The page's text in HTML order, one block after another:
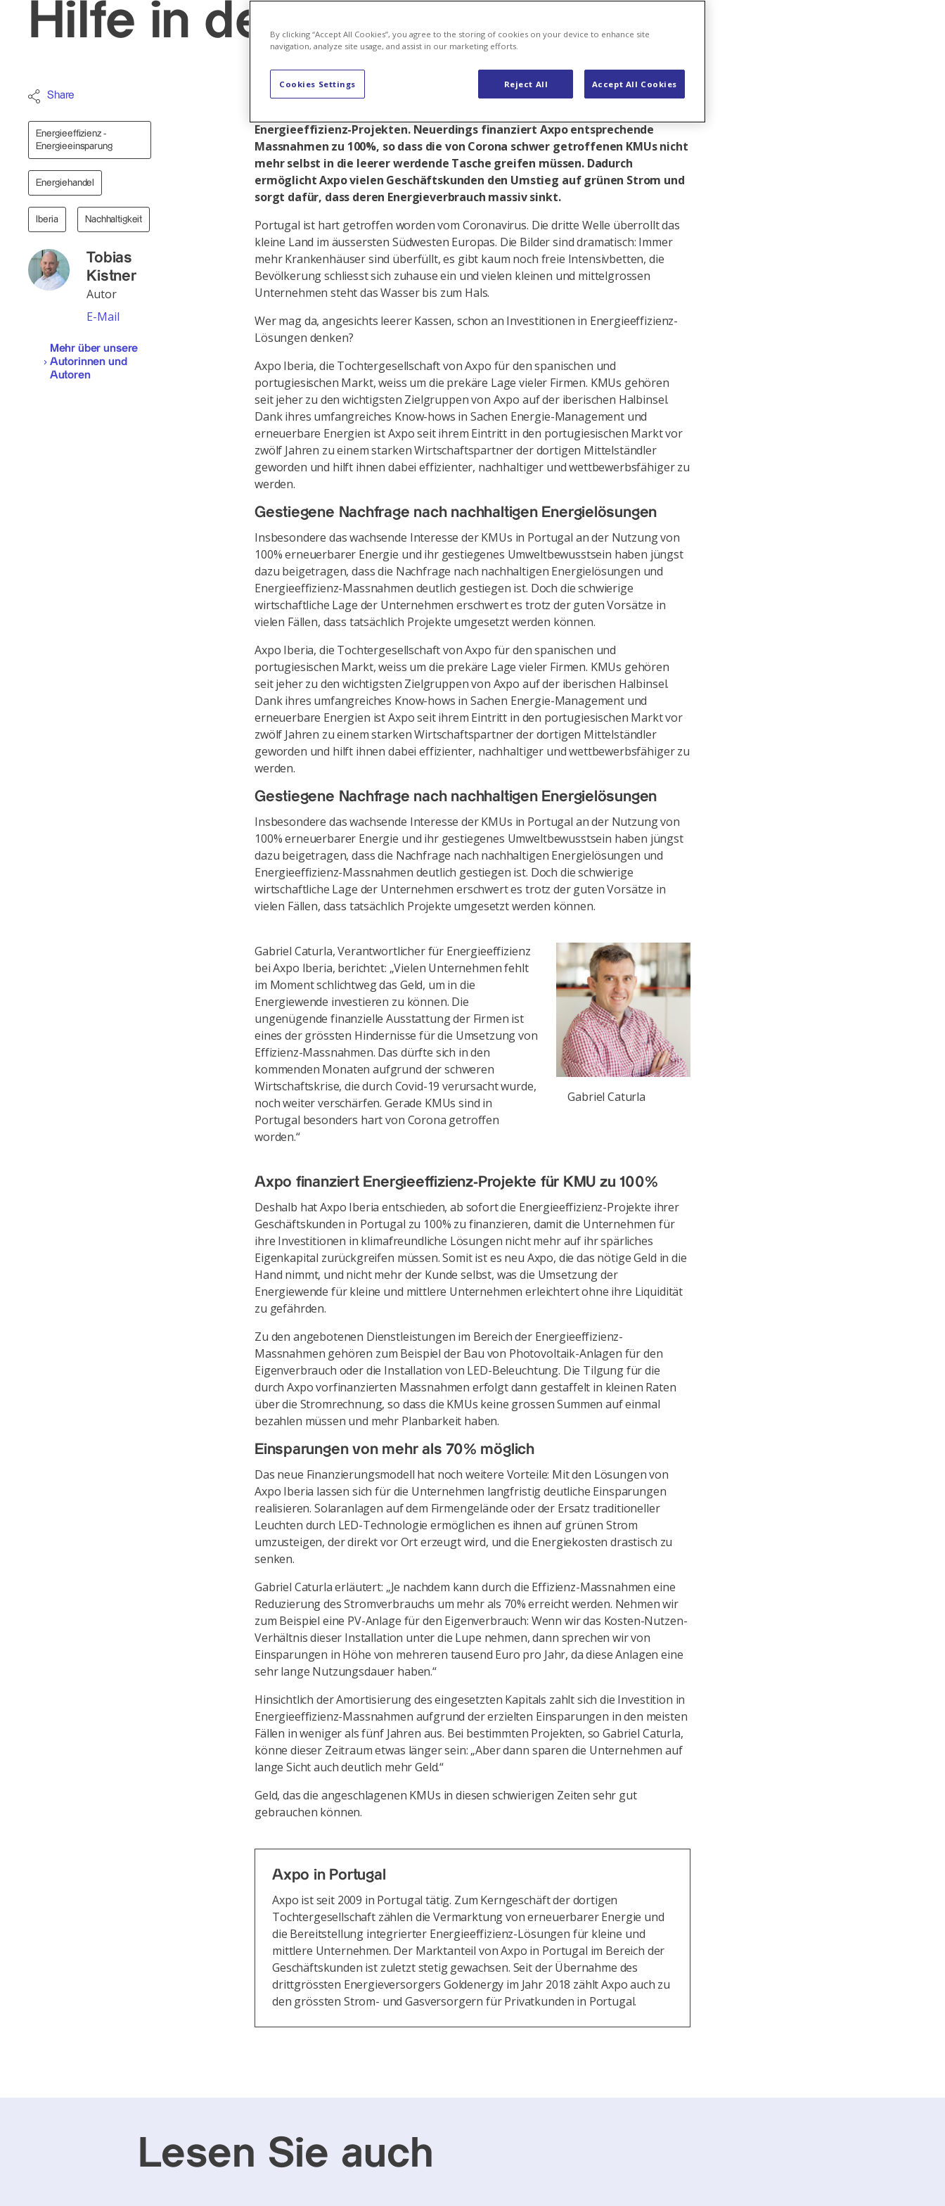
Hilfe in der Not
Share
Energieeffizienz -
Energieeinsparung
Energiehandel
Iberia Nachhaltigkeit
Tobias
Kistner
Autor
E-Mail
Mehr über unsere
Autorinnen und
Autoren
Axpo verstärkt ihre Unterstützung für kleine und mittlere Unternehmen in
Energieeffizienz-Projekten. Neuerdings finanziert Axpo entsprechende
Massnahmen zu 100%, so dass die von Corona schwer getroffenen KMUs nicht
mehr selbst in die leerer werdende Tasche greifen müssen. Dadurch
ermöglicht Axpo vielen Geschäftskunden den Umstieg auf grünen Strom und
sorgt dafür, dass deren Energieverbrauch massiv sinkt.
Portugal ist hart getroffen worden vom Coronavirus. Die dritte Welle überrollt das
kleine Land im äussersten Südwesten Europas. Die Bilder sind dramatisch: Immer
mehr Krankenhäuser sind überfüllt, es gibt kaum noch freie Intensivbetten, die
Bevölkerung schliesst sich zuhause ein und vielen kleinen und mittelgrossen
Unternehmen steht das Wasser bis zum Hals.
Wer mag da, angesichts leerer Kassen, schon an Investitionen in Energieeffizienz-
Lösungen denken?
Axpo Iberia, die Tochtergesellschaft von Axpo für den spanischen und
portugiesischen Markt, weiss um die prekäre Lage vieler Firmen. KMUs gehören
seit jeher zu den wichtigsten Zielgruppen von Axpo auf der iberischen Halbinsel.
Dank ihres umfangreiches Know-hows in Sachen Energie-Management und
erneuerbare Energien ist Axpo seit ihrem Eintritt in den portugiesischen Markt vor
zwölf Jahren zu einem starken Wirtschaftspartner der dortigen Mittelständler
geworden und hilft ihnen dabei effizienter, nachhaltiger und wettbewerbsfähiger zu
werden.
Gestiegene Nachfrage nach nachhaltigen Energielösungen
Insbesondere das wachsende Interesse der KMUs in Portugal an der Nutzung von
100% erneuerbarer Energie und ihr gestiegenes Umweltbewusstsein haben jüngst
dazu beigetragen, dass die Nachfrage nach nachhaltigen Energielösungen und
Energieeffizienz-Massnahmen deutlich gestiegen ist. Doch die schwierige
wirtschaftliche Lage der Unternehmen erschwert es trotz der guten Vorsätze in
vielen Fällen, dass tatsächlich Projekte umgesetzt werden können.
Axpo Iberia, die Tochtergesellschaft von Axpo für den spanischen und
portugiesischen Markt, weiss um die prekäre Lage vieler Firmen. KMUs gehören
seit jeher zu den wichtigsten Zielgruppen von Axpo auf der iberischen Halbinsel.
Dank ihres umfangreiches Know-hows in Sachen Energie-Management und
erneuerbare Energien ist Axpo seit ihrem Eintritt in den portugiesischen Markt vor
zwölf Jahren zu einem starken Wirtschaftspartner der dortigen Mittelständler
geworden und hilft ihnen dabei effizienter, nachhaltiger und wettbewerbsfähiger zu
werden.
Gestiegene Nachfrage nach nachhaltigen Energielösungen
Insbesondere das wachsende Interesse der KMUs in Portugal an der Nutzung von
100% erneuerbarer Energie und ihr gestiegenes Umweltbewusstsein haben jüngst
dazu beigetragen, dass die Nachfrage nach nachhaltigen Energielösungen und
Energieeffizienz-Massnahmen deutlich gestiegen ist. Doch die schwierige
wirtschaftliche Lage der Unternehmen erschwert es trotz der guten Vorsätze in
vielen Fällen, dass tatsächlich Projekte umgesetzt werden können.
Gabriel Caturla, Verantwortlicher für Energieeffizienz
bei Axpo Iberia, berichtet: „Vielen Unternehmen fehlt
im Moment schlichtweg das Geld, um in die
Energiewende investieren zu können. Die
ungenügende finanzielle Ausstattung der Firmen ist
eines der grössten Hindernisse für die Umsetzung von
Effizienz-Massnahmen. Das dürfte sich in den
kommenden Monaten aufgrund der schweren
Wirtschaftskrise, die durch Covid-19 verursacht wurde,
noch weiter verschärfen. Gerade KMUs sind in
Portugal besonders hart von Corona getroffen
worden.“
Gabriel Caturla
Axpo finanziert Energieeffizienz-Projekte für KMU zu 100%
Deshalb hat Axpo Iberia entschieden, ab sofort die Energieeffizienz-Projekte ihrer
Geschäftskunden in Portugal zu 100% zu finanzieren, damit die Unternehmen für
ihre Investitionen in klimafreundliche Lösungen nicht mehr auf ihr spärliches
Eigenkapital zurückgreifen müssen. Somit ist es neu Axpo, die das nötige Geld in die
Hand nimmt, und nicht mehr der Kunde selbst, was die Umsetzung der
Energiewende für kleine und mittlere Unternehmen erleichtert ohne ihre Liquidität
zu gefährden.
Zu den angebotenen Dienstleistungen im Bereich der Energieeffizienz-
Massnahmen gehören zum Beispiel der Bau von Photovoltaik-Anlagen für den
Eigenverbrauch oder die Installation von LED-Beleuchtung. Die Tilgung für die
durch Axpo vorfinanzierten Massnahmen erfolgt dann gestaffelt in kleinen Raten
über die Stromrechnung, so dass die KMUs keine grossen Summen auf einmal
bezahlen müssen und mehr Planbarkeit haben.
Einsparungen von mehr als 70% möglich
Das neue Finanzierungsmodell hat noch weitere Vorteile: Mit den Lösungen von
Axpo Iberia lassen sich für die Unternehmen langfristig deutliche Einsparungen
realisieren. Solaranlagen auf dem Firmengelände oder der Ersatz traditioneller
Leuchten durch LED-Technologie ermöglichen es ihnen auf grünen Strom
umzusteigen, der direkt vor Ort erzeugt wird, und die Energiekosten drastisch zu
senken.
Gabriel Caturla erläutert: „Je nachdem kann durch die Effizienz-Massnahmen eine
Reduzierung des Stromverbrauchs um mehr als 70% erreicht werden. Nehmen wir
zum Beispiel eine PV-Anlage für den Eigenverbrauch: Wenn wir das Kosten-Nutzen-
Verhältnis dieser Installation unter die Lupe nehmen, dann sprechen wir von
Einsparungen in Höhe von mehreren tausend Euro pro Jahr, da diese Anlagen eine
sehr lange Nutzungsdauer haben.“
Hinsichtlich der Amortisierung des eingesetzten Kapitals zahlt sich die Investition in
Energieeffizienz-Massnahmen aufgrund der erzielten Einsparungen in den meisten
Fällen in weniger als fünf Jahren aus. Bei bestimmten Projekten, so Gabriel Caturla,
könne dieser Zeitraum etwas länger sein: „Aber dann sparen die Unternehmen auf
lange Sicht auch deutlich mehr Geld.“
Geld, das die angeschlagenen KMUs in diesen schwierigen Zeiten sehr gut
gebrauchen können.
Axpo in Portugal
Axpo ist seit 2009 in Portugal tätig. Zum Kerngeschäft der dortigen
Tochtergesellschaft zählen die Vermarktung von erneuerbarer Energie und
die Bereitstellung integrierter Energieeffizienz-Lösungen für kleine und
mittlere Unternehmen. Der Marktanteil von Axpo in Portugal im Bereich der
Geschäftskunden ist zuletzt stetig gewachsen. Seit der Übernahme des
drittgrössten Energieversorgers Goldenergy im Jahr 2018 zählt Axpo auch zu
den grössten Strom- und Gasversorgern für Privatkunden in Portugal.
Lesen Sie auch
By clicking “Accept All Cookies”, you agree to the storing of cookies on your device to enhance site
navigation, analyze site usage, and assist in our marketing efforts.
Reject All Accept All Cookies
Cookies Settings